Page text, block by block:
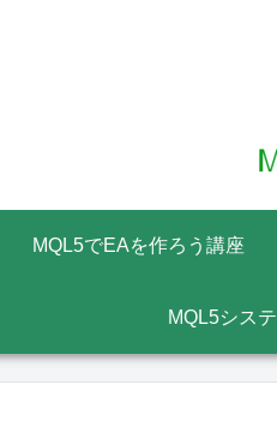
MQL5でEAを作ろう講座
MQL5シス